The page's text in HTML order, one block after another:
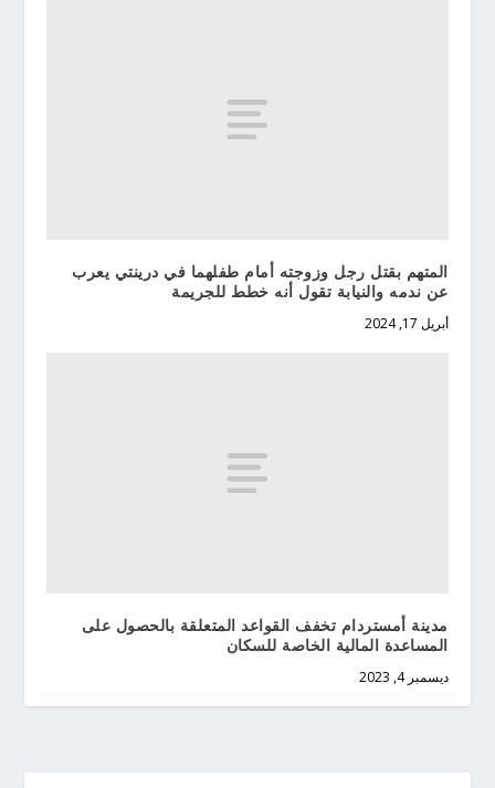
المتهم بقتل رجل وزوجته أمام طفلهما في درينتي يعرب
عن ندمه والنيابة تقول أنه خطط للجريمة
أبريل 17, 2024
مدينة أمستردام تخفف القواعد المتعلقة بالحصول على
المساعدة المالية الخاصة للسكان
ديسمبر 4, 2023